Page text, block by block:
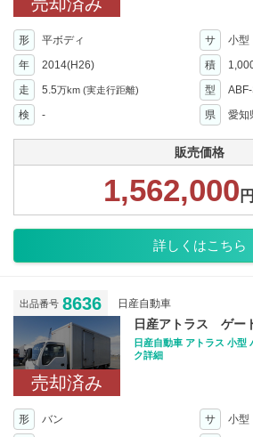
売却済み
形 平ボディ サ
小型
年
2014(H26) 積
走 5.5万km (実走行距離) 型
検
- 県 愛知
販売価格
1,562,000
詳しくはこちら
出品番号 8636 日産自動車
売却済み
日産アトラス ゲー
日産自動車 アトラス 小型
ク詳細
形 バン サ
小型